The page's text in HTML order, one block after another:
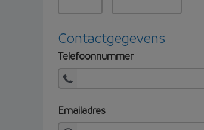
Contactgegevens
Telefoonnummer
Emailadres